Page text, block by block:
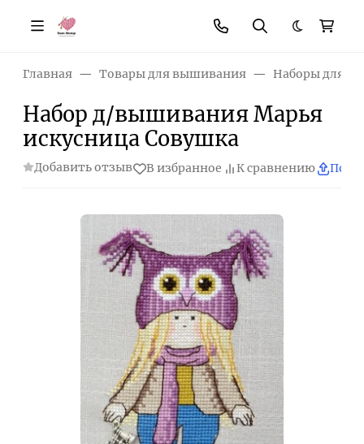
Темная
Главная Товары для вышивания Наборы для
Набор д/вышивания Марья
искусница Совушка
Добавить отзыв В избранное К сравнению